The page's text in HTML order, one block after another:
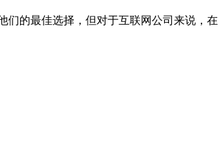
的最佳选择，但对于互联网公司来说，